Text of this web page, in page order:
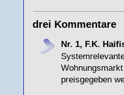
drei Kommentare
Nr. 1, F.K.
preisgegeben